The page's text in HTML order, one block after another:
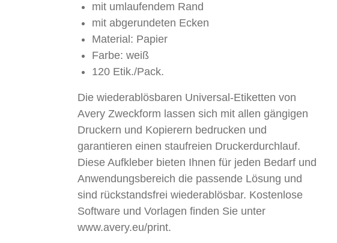
mit umlaufendem Rand
mit abgerundeten Ecken
Material: Papier
Farbe: weiß
120 Etik./Pack.
Die wiederablösbaren Universal-Etiketten von
Avery Zweckform lassen sich mit allen gängigen
Druckern und Kopierern bedrucken und
garantieren einen staufreien Druckerdurchlauf.
Diese Aufkleber bieten Ihnen für jeden Bedarf und
Anwendungsbereich die passende Lösung und
sind rückstandsfrei wiederablösbar. Kostenlose
Software und Vorlagen finden Sie unter
www.avery.eu/print.